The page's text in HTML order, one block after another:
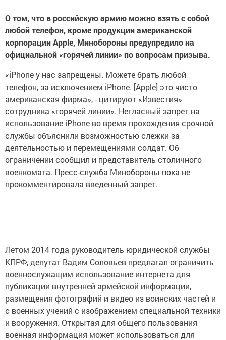
О том, что в российскую армию можно взять с собой
любой телефон, кроме продукции американской
корпорации Apple, Минобороны предупредило на
официальной «горячей линии» по вопросам призыва.
«iPhone у нас запрещены. Можете брать любой
телефон, за исключением iPhone. [Apple] это чисто
американская фирма», - цитируют «Известия»
сотрудника «горячей линии». Негласный запрет на
использование iPhone во время прохождения срочной
службы объяснили возможностью слежки за
деятельностью и перемещениями солдат. Об
ограничении сообщил и представитель столичного
военкомата. Пресс-служба Минобороны пока не
прокомментировала введенный запрет.
Летом 2014 года руководитель юридической службы
КПРФ, депутат Вадим Соловьев предлагал ограничить
военнослужащим использование интернета для
публикации внутренней армейской информации,
размещения фотографий и видео из воинских частей и
с военных учений с изображением специальной техники
и вооружения. Открытая для общего пользования
военная информация может использоваться для